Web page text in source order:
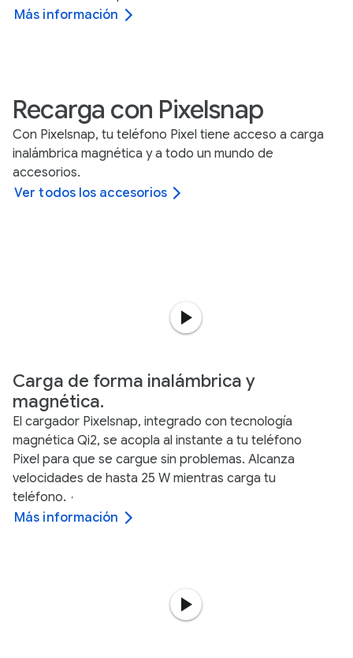
Más información
Recarga con Pixelsnap
Con Pixelsnap, tu teléfono Pixel tiene acceso a carga
inalámbrica magnética y a todo un mundo de
accesorios.
Ver todos los accesorios
Carga de forma inalámbrica y
magnética.
El cargador Pixelsnap, integrado con tecnología
magnética Qi2, se acopla al instante a tu teléfono
Pixel para que se cargue sin problemas. Alcanza
velocidades de hasta 25 W mientras carga tu
teléfono.
,
Más información